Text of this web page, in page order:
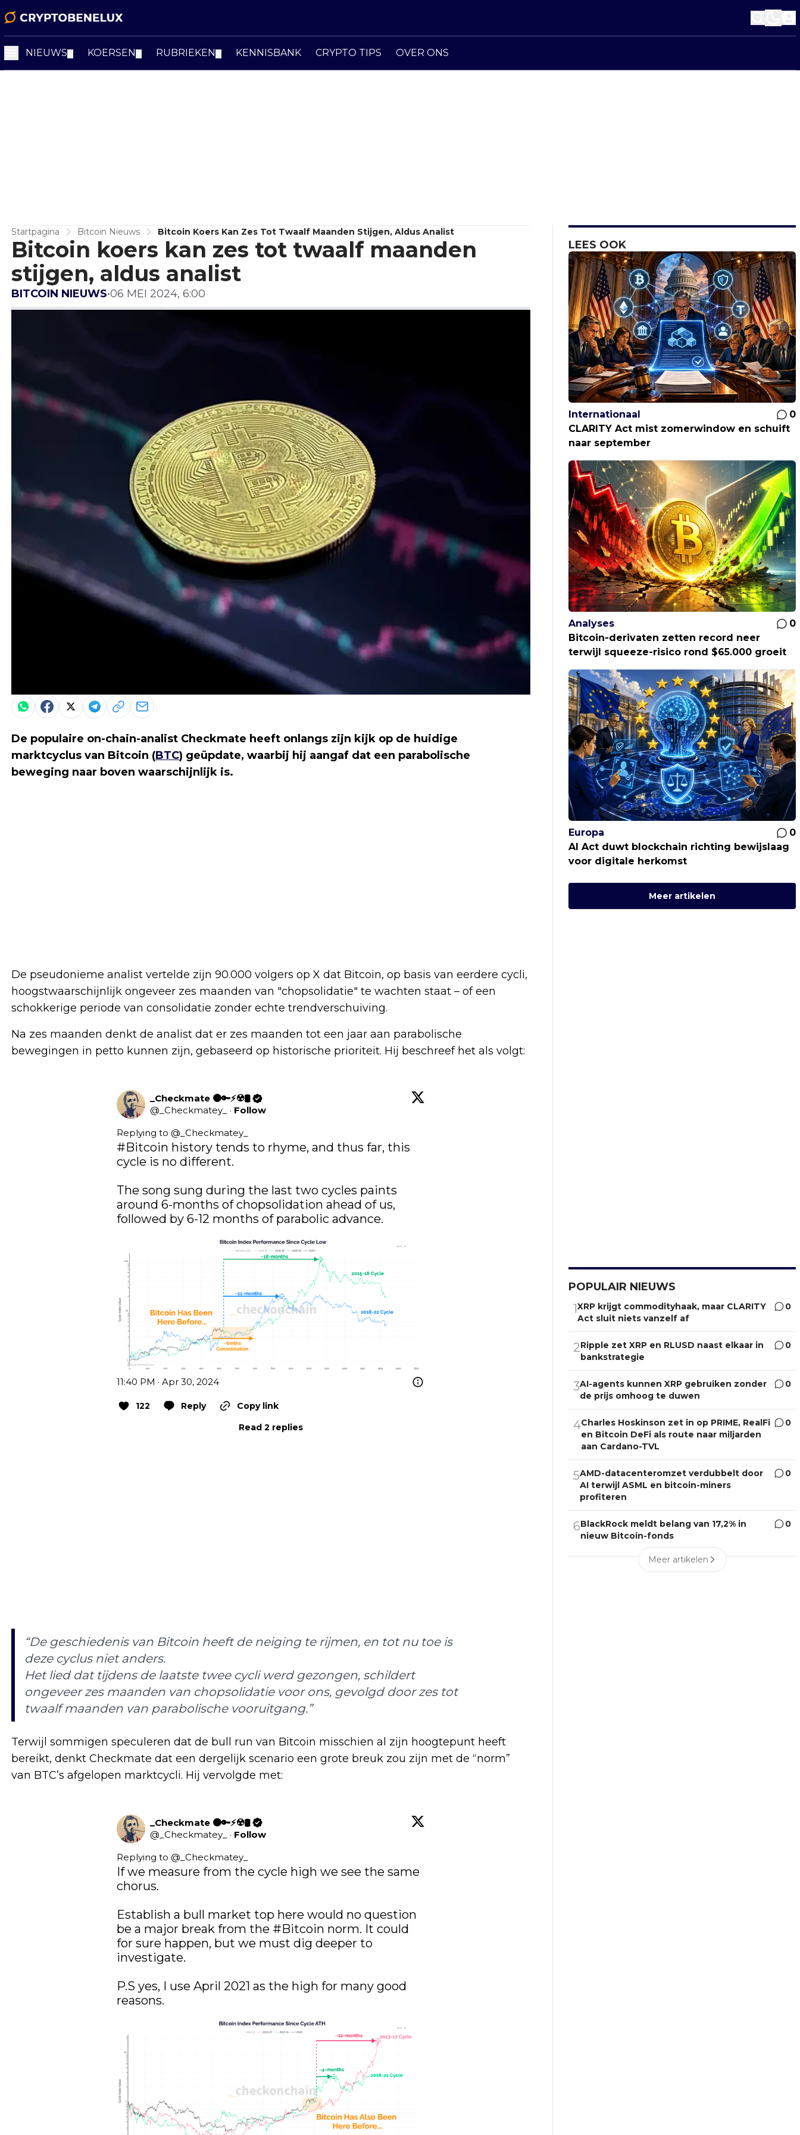
NIEUWS KOERSEN RUBRIEKEN KENNISBANK CRYPTO TIPS OVER ONS
Startpagina Bitcoin Nieuws Bitcoin Koers Kan Zes Tot Twaalf Maanden Stijgen, Aldus Analist
Bitcoin koers kan zes tot twaalf maanden
stijgen, aldus analist
BITCOIN NIEUWS•06 MEI 2024, 6:00
De populaire on-chain-analist Checkmate heeft onlangs zijn kijk op de huidige
marktcyclus van Bitcoin (BTC) geüpdate, waarbij hij aangaf dat een parabolische
beweging naar boven waarschijnlijk is.
De pseudonieme analist vertelde zijn 90.000 volgers op X dat Bitcoin, op basis van eerdere cycli,
hoogstwaarschijnlijk ongeveer zes maanden van "chopsolidatie" te wachten staat – of een
schokkerige periode van consolidatie zonder echte trendverschuiving.
Na zes maanden denkt de analist dat er zes maanden tot een jaar aan parabolische
bewegingen in petto kunnen zijn, gebaseerd op historische prioriteit. Hij beschreef het als volgt:
_Checkmate 🟠🔑⚡☢️🛢️
@ _Checkmatey_ · Follow
Replying to @ _Checkmatey_
#Bitcoin history tends to rhyme, and thus far, this
cycle is no different.
The song sung during the last two cycles paints
around 6-months of chopsolidation ahead of us,
followed by 6-12 months of parabolic advance.
11:40 PM · Apr 30, 2024
122 Reply
Copy link
Read 2 replies
“De geschiedenis van Bitcoin heeft de neiging te rijmen, en tot nu toe is
deze cyclus niet anders.
Het lied dat tijdens de laatste twee cycli werd gezongen, schildert
ongeveer zes maanden van chopsolidatie voor ons, gevolgd door zes tot
twaalf maanden van parabolische vooruitgang.”
Terwijl sommigen speculeren dat de bull run van Bitcoin misschien al zijn hoogtepunt heeft
bereikt, denkt Checkmate dat een dergelijk scenario een grote breuk zou zijn met de “norm”
van BTC’s afgelopen marktcycli. Hij vervolgde met:
_Checkmate 🟠🔑⚡☢️🛢️
@ _Checkmatey_ · Follow
Replying to @ _Checkmatey_
If we measure from the cycle high we see the same
chorus.
Establish a bull market top here would no question
be a major break from the #Bitcoin norm. It could
for sure happen, but we must dig deeper to
investigate.
P.S yes, I use April 2021 as the high for many good
reasons.
LEES OOK
Internationaal
0
CLARITY Act mist zomerwindow en schuift
naar september
Analyses
0
Bitcoin-derivaten zetten record neer
terwijl squeeze-risico rond $65.000 groeit
Europa
0
AI Act duwt blockchain richting bewijslaag
voor digitale herkomst
Meer artikelen
POPULAIR NIEUWS
1XRP krijgt commodityhaak, maar CLARITY
Act sluit niets vanzelf af
0
2Ripple zet XRP en RLUSD naast elkaar in
bankstrategie
0
3AI-agents kunnen XRP gebruiken zonder
de prijs omhoog te duwen
0
4Charles Hoskinson zet in op PRIME, RealFi
en Bitcoin DeFi als route naar miljarden
aan Cardano-TVL
0
5AMD-datacenteromzet verdubbelt door
AI terwijl ASML en bitcoin-miners
profiteren
0
6BlackRock meldt belang van 17,2% in
nieuw Bitcoin-fonds
0
Meer artikelen